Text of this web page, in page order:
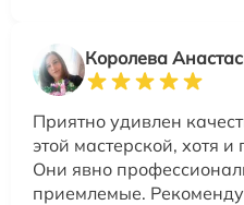
Королева
Приятно удивлен
этой мастерской, хотя
Они явно
приемлемые.